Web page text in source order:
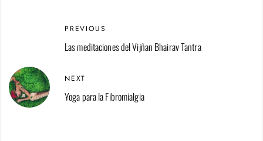
PREVIOUS
Las meditaciones del Vijñan Bhairav Tantra
NEXT
Yoga para la Fibromialgia